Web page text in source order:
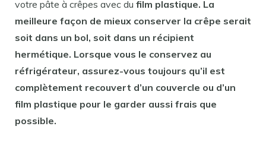
votre pâte à crêpes avec du film plastique. La
meilleure façon de mieux conserver la crêpe serait
soit dans un bol, soit dans un récipient
hermétique. Lorsque vous le conservez au
réfrigérateur, assurez-vous toujours qu’il est
complètement recouvert d’un couvercle ou d’un
film plastique pour le garder aussi frais que
possible.